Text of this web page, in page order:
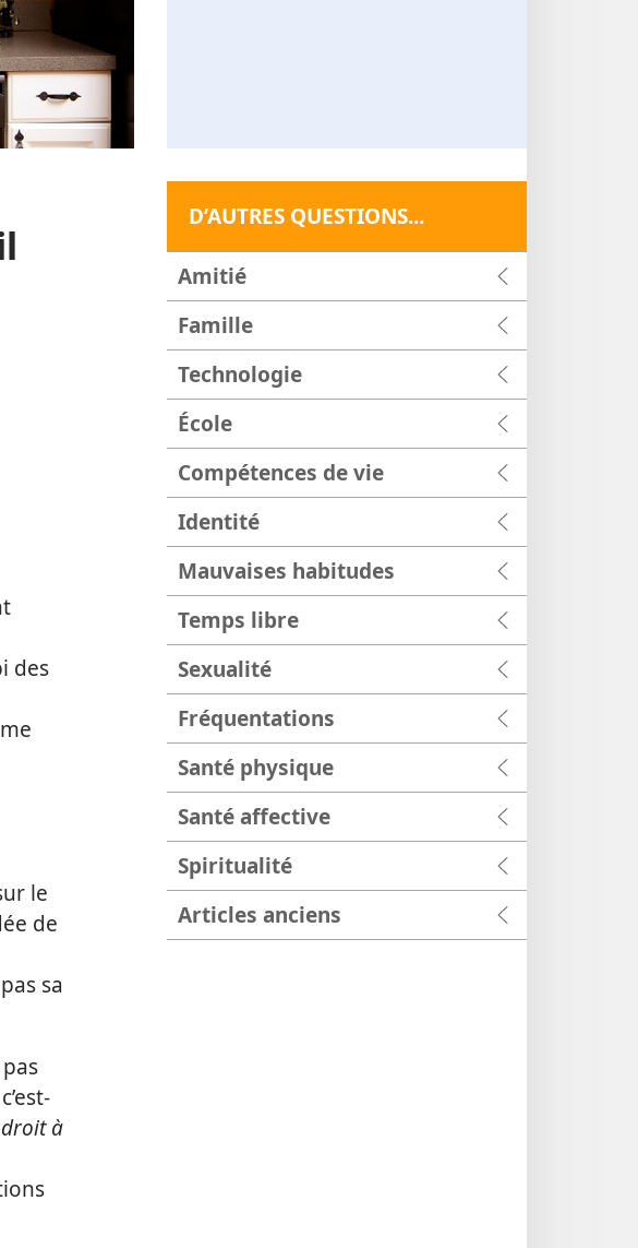
des
le
de
sa
à
D’AUTRES QUESTIONS...
Amitié
Famille
Technologie
École
Compétences de vie
Identité
Mauvaises habitudes
Temps libre
Sexualité
Fréquentations
Santé physique
Santé affective
Spiritualité
Articles anciens